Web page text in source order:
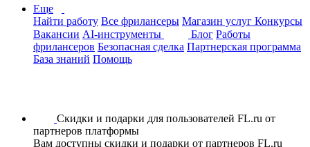
Еще
Найти работу Все фрилансеры Магазин услуг Конкурсы
Вакансии AI-инструменты Блог Работы
фрилансеров Безопасная сделка Партнерская программа
База знаний Помощь
Скидки и подарки для пользователей FL.ru от
партнеров платформы
Вам доступны скидки и подарки от партнеров FL.ru